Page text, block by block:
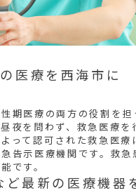
医療を西海市に
期医療の両方の役割を担
夜を問わず、救急医療を
って認可された救急医療
告示医療機関です。救急
です。
最新の医療機器